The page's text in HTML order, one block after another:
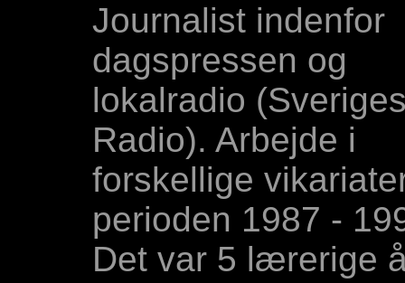
Journalist indenfor
dagspressen og
lokalradio
Radio). Arbejde i
forskellige
perioden 1987 -
Det var 5 lærerige